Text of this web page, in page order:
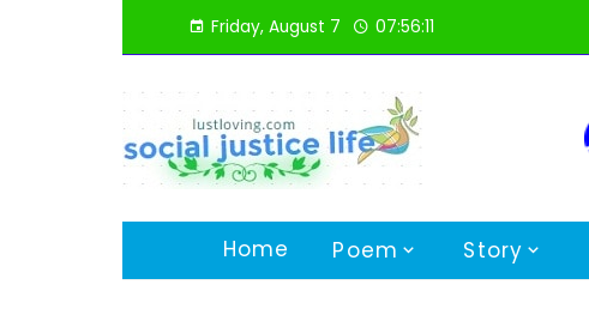
Friday, August 7 07:56:12
Home Poem Story